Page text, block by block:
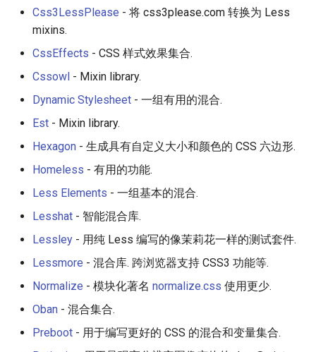
Magento 2
Neuroscience
Ad-Free
Esolangs
Prometheus
Homematic
放弃版权
Css3LessPlease - 将 css3please.com 转换为 Less
mixins.
CssEffects - CSS 样式效果集合.
Cssowl - Mixin library.
Dynamic Stylesheet - 一组有用的混合.
Est - Mixin library.
Hexagon - 生成具有自定义大小和颜色的 CSS 六边形.
Homeless - 有用的功能.
Less Elements - 一组基本的混合.
Lesshat - 智能混合库.
Lessley - 用纯 Less 编写的像茉莉花一样的测试套件.
Lessmore - 混合库. 跨浏览器支持 CSS3 功能等.
Normalize - 模块化著名 normalize.css 使用更少.
Oban - 混合集合.
Preboot - 用于编写更好的 CSS 的混合和变量集合.